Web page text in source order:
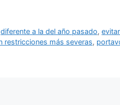
diferente a la del año pasado,
restricciones más severas,